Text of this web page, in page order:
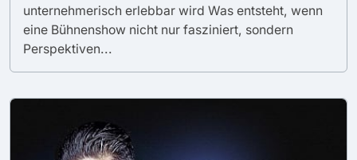
unternehmerisch erlebbar wird Was entsteht, wenn
eine Bühnenshow nicht nur fasziniert, sondern
Perspektiven...